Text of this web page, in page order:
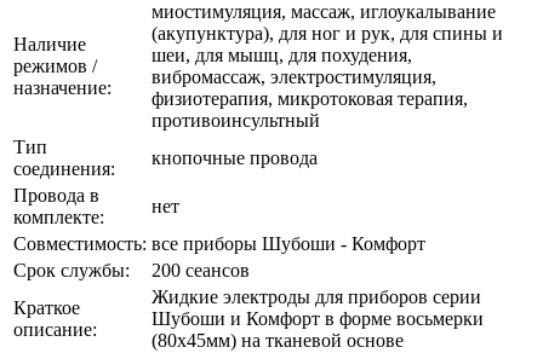
Наличие
режимов /
назначение:
миостимуляция, массаж, иглоукалывание
(акупунктура), для ног и рук, для спины и
шеи, для мышц, для похудения,
вибромассаж, электростимуляция,
физиотерапия, микротоковая терапия,
противоинсультный
Тип
соединения:
кнопочные провода
Провода в
комплекте:
нет
Совместимость: все приборы Шубоши - Комфорт
Срок службы:
200 сеансов
Краткое
описание:
Жидкие электроды для приборов серии
Шубоши и Комфорт в форме восьмерки
(80x45мм) на тканевой основе